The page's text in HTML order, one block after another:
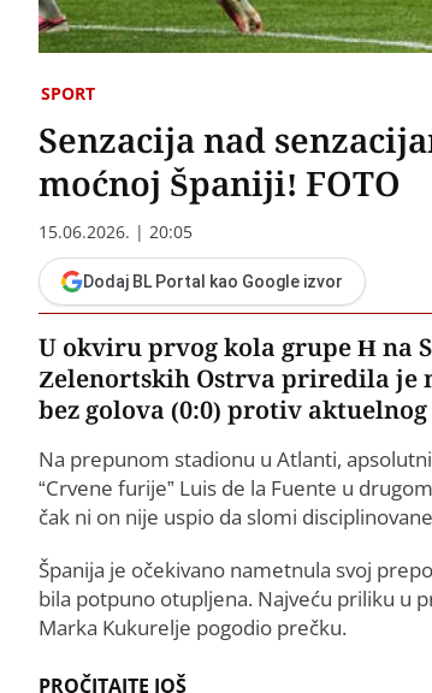
SPORT
Senzacija nad
moćnoj Španiji! FOTO
15.06.2026. | 20:05
Dodaj BL Portal kao Google izvor
U okviru prvog kola grupe H na
Zelenortskih Ostrva priredila je
bez golova (0:0) protiv
Na prepunom stadionu u Atlanti,
“Crvene furije” Luis de la Fuente u
čak ni on nije uspio da slomi
Španija je očekivano nametnula svoj
bila potpuno otupljena. Najveću priliku u
Marka Kukurelje pogodio prečku.
PROČITAJTE JOŠ